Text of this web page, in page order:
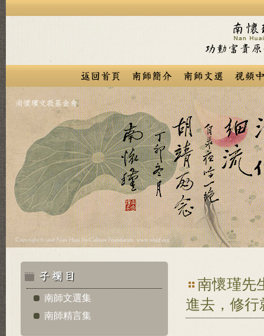
南師文選集
南師精言集
南懷瑾先
進去，修行